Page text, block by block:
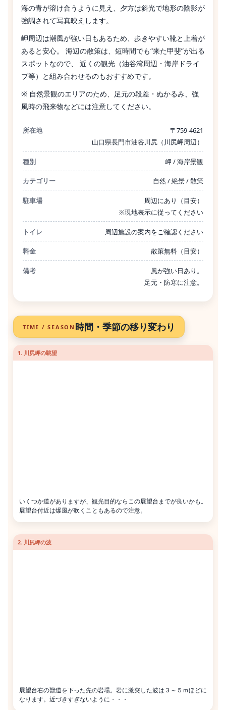
海の青が溶け合うように見え、夕方は斜光で地形の陰影が
強調されて写真映えします。
岬周辺は潮風が強い日もあるため、歩きやすい靴と上着が
あると安心。 海辺の散策は、短時間でも“来た甲斐”が出る
スポットなので、 近くの観光（油谷湾周辺・海岸ドライ
ブ等）と組み合わせるのもおすすめです。
※ 自然景観のエリアのため、足元の段差・ぬかるみ、強
風時の飛来物などには注意してください。
所在地
〒759-4621
山口県長門市油谷川尻（川尻岬周辺）
種別 岬 / 海岸景観
カテゴリー 自然 / 絶景 / 散策
駐車場
周辺にあり（目安）
※現地表示に従ってください
トイレ 周辺施設の案内をご確認ください
料金 散策無料（目安）
備考
風が強い日あり。
足元・防寒に注意。
TIME / SEASON 時間・季節の移り変わり
1. 川尻岬の眺望
いくつか道がありますが、観光目的ならこの展望台までが良いかも。
展望台付近は爆風が吹くこともあるので注意。
2. 川尻岬の波
展望台右の獣道を下った先の岩場。岩に激突した波は３～５ｍほどに
なります。近づきすぎないように・・・